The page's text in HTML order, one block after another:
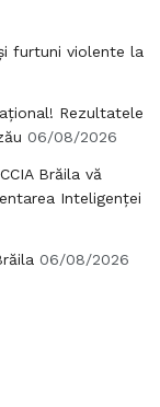
furtuni violente la
Rezultatele
06/08/2026
Brăila vă
Inteligenței
06/08/2026